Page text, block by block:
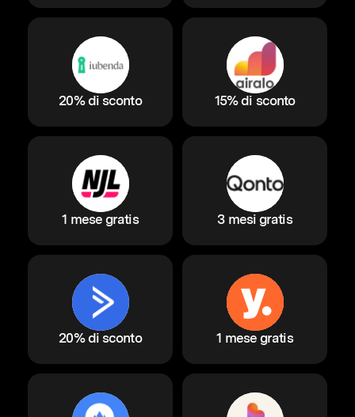
20% di sconto 15% di sconto
1 mese gratis 3 mesi gratis
20% di sconto 1 mese gratis